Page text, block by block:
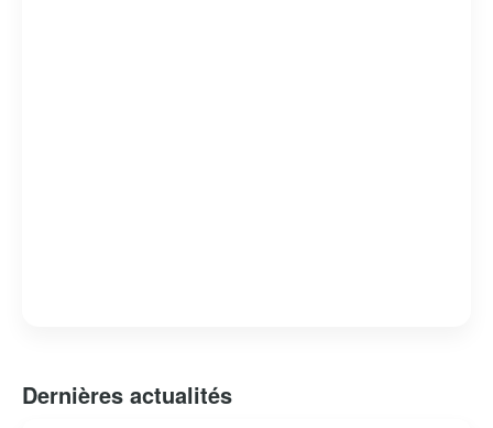
Dernières actualités